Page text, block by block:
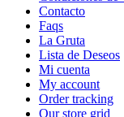
Contacto
Faqs
La Gruta
Lista de Deseos
Mi cuenta
My account
Order tracking
Our store grid